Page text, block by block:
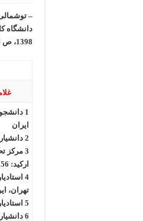
–
1398، ص 50- 41
1
ایران
2 دانشیار گروه مدیریت خدمات بهداشتی و درمانی، دانشگاه آزاد اسلامی واحد تهران شمال، تهران، ایران
3 مرکز
ارکید: 9256-2376-0002-0000
4
تهران،
5 استادیار گروه مدیریت خدمات بهداشتی و درمانی، دانشگاه آزاد اسلامی واحد تهران شمال، تهران، ایران
6 دانشیار مرکز تحقیقات مدیریت سلامت، دانشگاه علوم پزشکی بقیه الله، تهران، ایران